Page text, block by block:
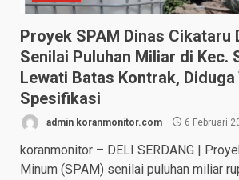
Proyek SPAM Dinas Cikataru
Senilai Puluhan Miliar di Kec.
Lewati Batas Kontrak,
Spesifikasi
admin koranmonitor.com 6 Februari
koranmonitor – DELI SERDANG |
Minum (SPAM) senilai puluhan miliar